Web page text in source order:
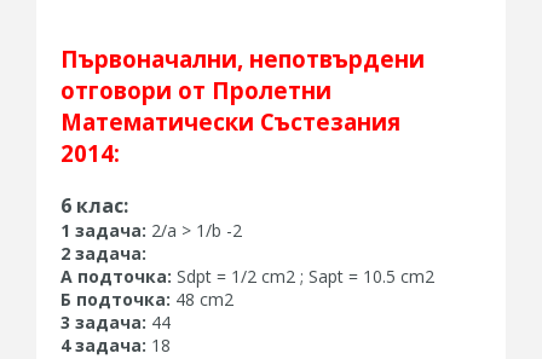
Първоначални, непотвърдени
отговори от Пролетни
Математически Състезания
2014:
6 клас:
1 задача: 2/a > 1/b -2
2 задача:
А подточка: Sdpt = 1/2 cm2 ; Sapt = 10.5 cm2
Б подточка: 48 cm2
3 задача: 44
4 задача: 18